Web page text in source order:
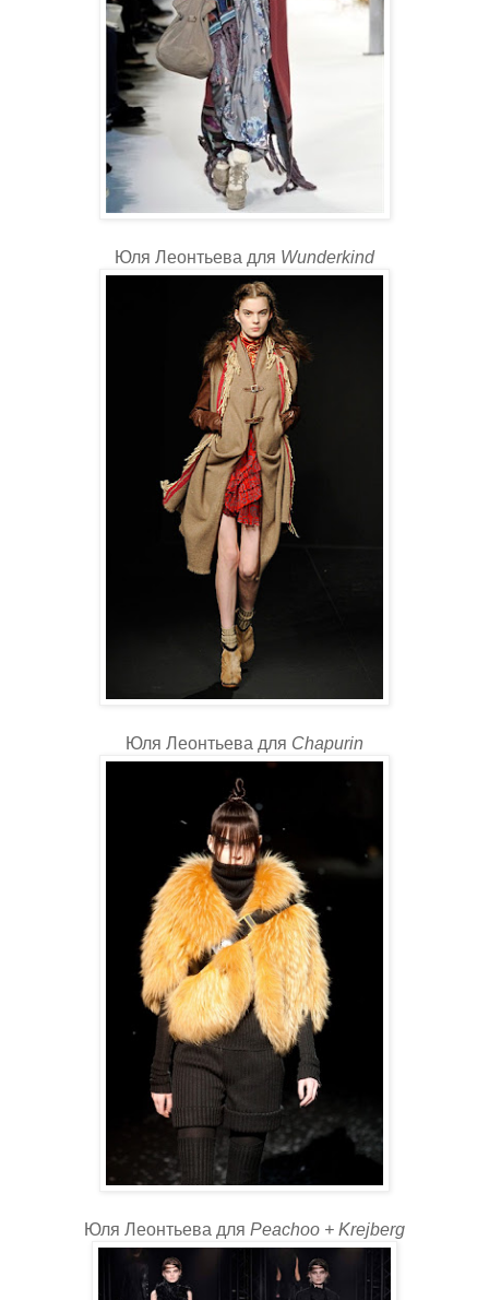
Юля Леонтьева для Wunderkind
Юля Леонтьева для Chapurin
Юля Леонтьева для Peachoo + Krejberg